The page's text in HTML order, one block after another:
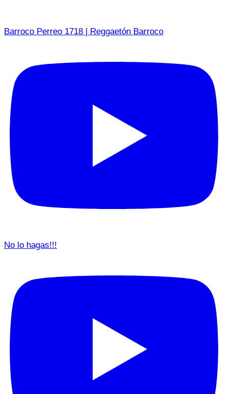
Barroco Perreo 1718 | Reggaetón Barroco
No lo hagas!!!